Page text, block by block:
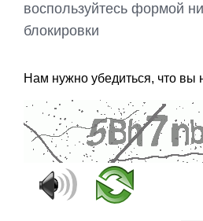
воспользуйтесь формой
блокировки
Нам нужно убедиться, что вы